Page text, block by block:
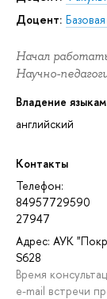
Доцент:
Начал
Научно-
Владение
английский
Контакты
Телефон:
84957729590
27947
Адрес: АУК
S628
Время
e-mail встречи